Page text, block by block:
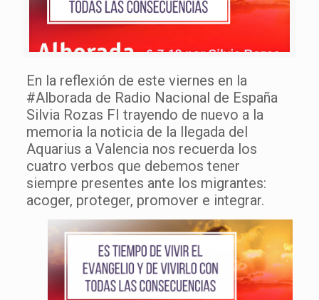
En la reflexión de este viernes en la
#Alborada de Radio Nacional de España
Silvia Rozas FI trayendo de nuevo a la
memoria la noticia de la llegada del
Aquarius a Valencia nos recuerda los
cuatro verbos que debemos tener
siempre presentes ante los migrantes:
acoger, proteger, promover e integrar.